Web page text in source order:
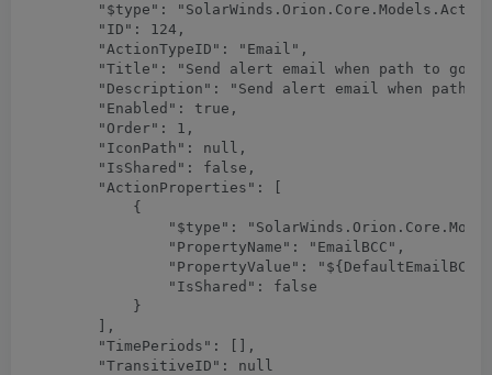
"$type":
        "ID": 124,
        "ActionTypeID": "Email",
"Title": "Send alert email when path to
"Description": "Send alert email when path
        "Enabled": true,
        "Order": 1,
        "IconPath": null,
        "IsShared": false,
        "ActionProperties": [
            {
"$type":
                "PropertyName": "EmailBCC",
"PropertyValue":
                "IsShared": false
            }
        ],
        "TimePeriods": [],
        "TransitiveID": null